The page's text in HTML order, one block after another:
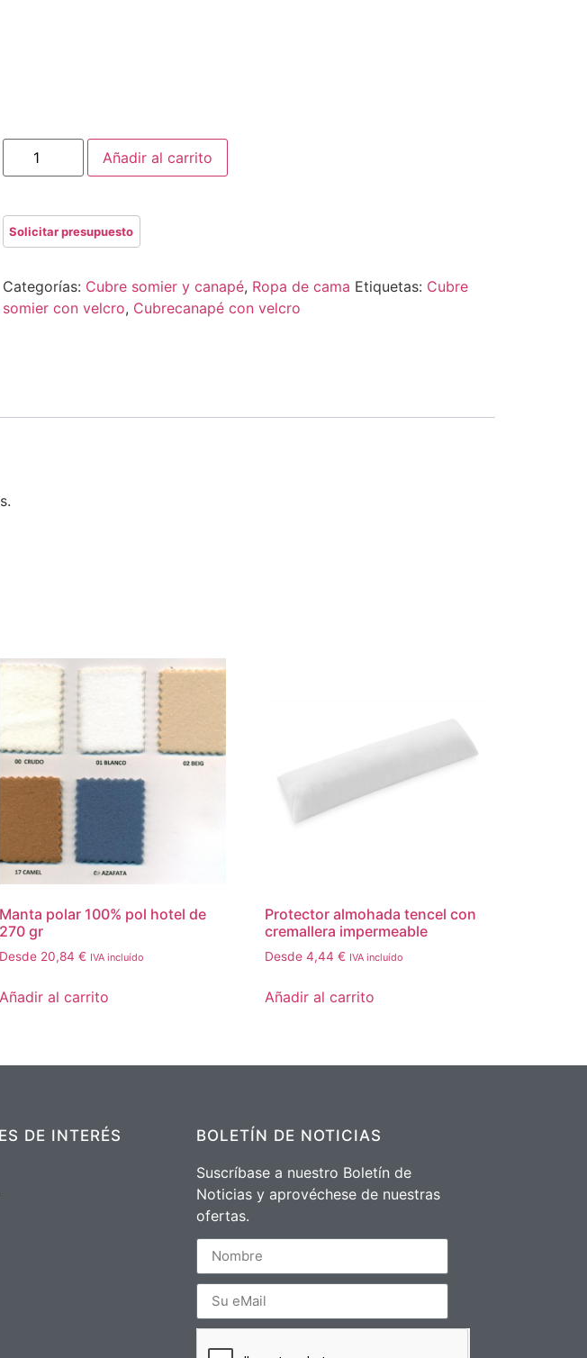
Añadir al carrito
Categorías: Cubre somier y canapé, Ropa de cama Etiquetas: Cubre
somier con velcro, Cubrecanapé con velcro
Manta polar 100% pol hotel de
270 gr
Desde 20,84€ IVA incluído
Añadir al carrito
Protector almohada tencel con
cremallera impermeable
Desde4,44€ IVA incluído
Añadir al carrito
DE INTERÉS BOLETÍN DE NOTICIAS
Suscríbase a nuestro Boletín de
Noticias y aprovéchese de nuestras
ofertas.